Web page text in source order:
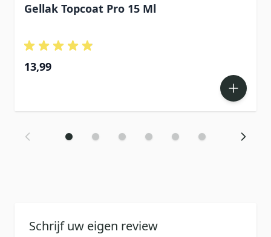
Gellak Topcoat Pro 15 Ml
13,99
Schrijf uw eigen review